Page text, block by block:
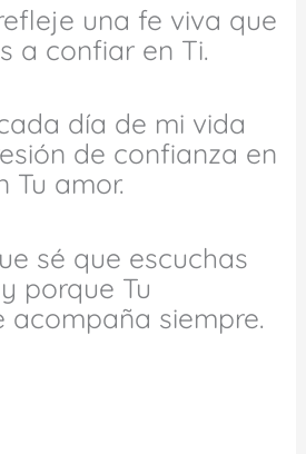
una fe viva que
a confiar en Ti.
día de mi vida
de confianza en
Tu amor.
sé que escuchas
porque Tu
acompaña siempre.